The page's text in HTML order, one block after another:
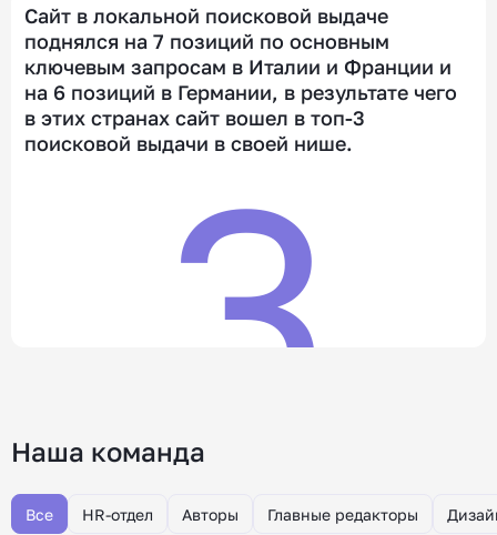
3
Сайт в локальной поисковой выдаче
поднялся на 7 позиций по основным
ключевым запросам в Италии и Франции и
на 6 позиций в Германии, в результате чего
в этих странах сайт вошел в топ-3
поисковой выдачи в своей нише.
Наша команда
Все HR-отдел Авторы Главные редакторы